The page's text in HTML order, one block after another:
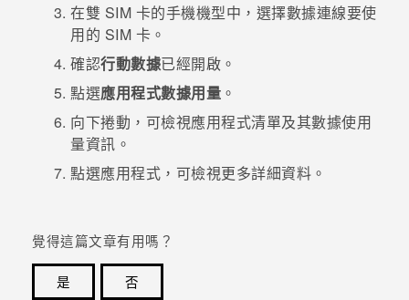
在雙 SIM 卡的手機機型中，選擇數據連線要使
用的 SIM 卡。
確認行動數據已經開啟。
點選應用程式數據用量 。
向下捲動，可檢視應用程式清單及其數據使用
量資訊。
點選應用程式，可檢視更多詳細資料。
覺得這篇文章有用嗎？
是
否